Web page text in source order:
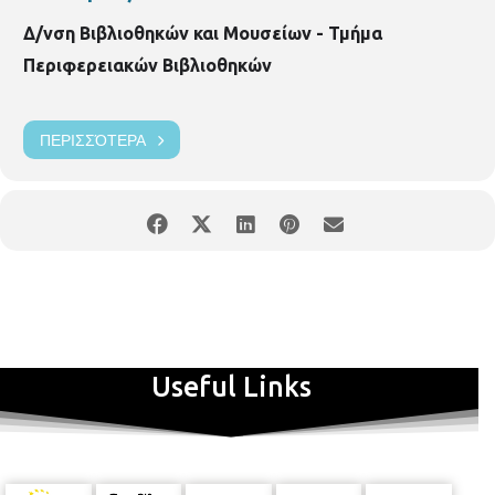
Δ/νση Βιβλιοθηκών και Μουσείων - Τμήμα
Περιφερειακών Βιβλιοθηκών
ΠΕΡΙΣΣΌΤΕΡΑ
Useful Links